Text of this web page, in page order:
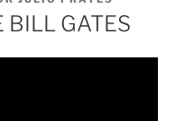
BILL GATES